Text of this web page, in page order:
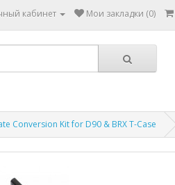
кабинет Мои закладки (0)
Conversion Kit for D90 & BRX T-Case